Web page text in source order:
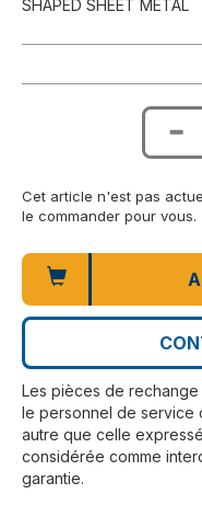
SHAPED SHEET METAL
Cet article n'est pas
le commander pour vous.
Les pièces de
le personnel de service
autre que celle
considérée comme
garantie.